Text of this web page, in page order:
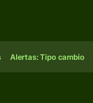
Alertas: Tipo cambio